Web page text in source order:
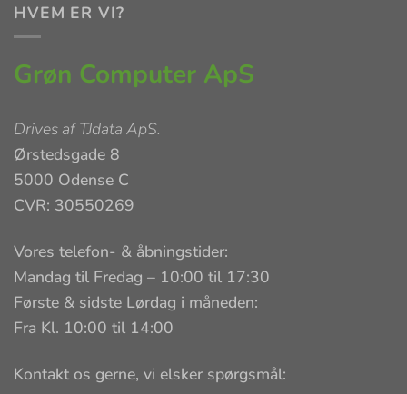
HVEM ER VI?
Grøn Computer ApS
Drives afTJdata ApS.
Ørstedsgade 8
5000 Odense C
CVR: 30550269
Vores telefon- & åbningstider:
Mandag til Fredag – 10:00 til 17:30
Første & sidste Lørdag i måneden:
Fra Kl. 10:00 til 14:00
Kontakt os gerne, vi elsker spørgsmål: